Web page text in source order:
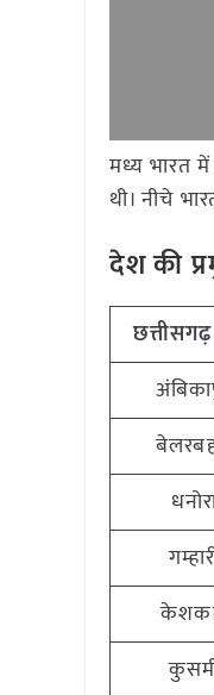
मध्य भारत
थी। नीचे
देश की
छत्तीसगढ़